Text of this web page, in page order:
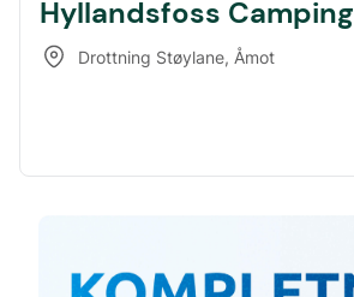
Hyllandsfoss Camping
Drottning Støylane, Åmot